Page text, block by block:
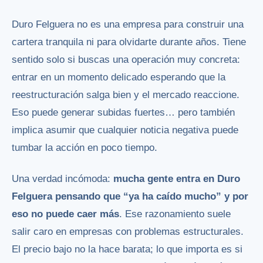
Duro Felguera no es una empresa para construir una
cartera tranquila ni para olvidarte durante años. Tiene
sentido solo si buscas una operación muy concreta:
entrar en un momento delicado esperando que la
reestructuración salga bien y el mercado reaccione.
Eso puede generar subidas fuertes… pero también
implica asumir que cualquier noticia negativa puede
tumbar la acción en poco tiempo.
Una verdad incómoda: mucha gente entra en Duro
Felguera pensando que “ya ha caído mucho” y por
eso no puede caer más. Ese razonamiento suele
salir caro en empresas con problemas estructurales.
El precio bajo no la hace barata; lo que importa es si